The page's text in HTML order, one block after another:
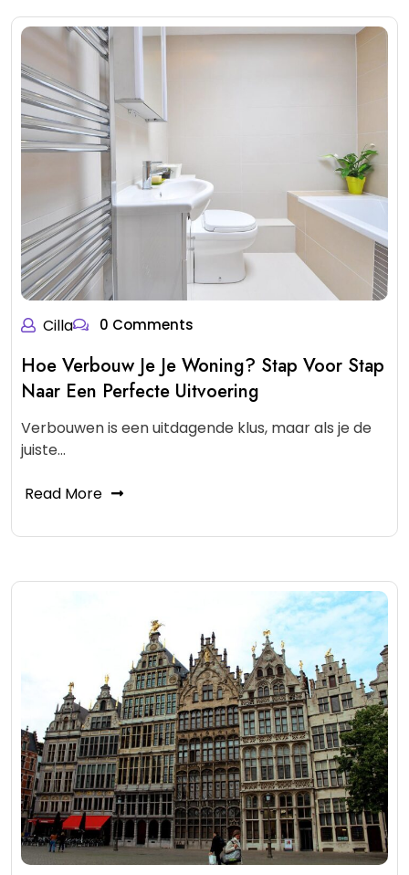
Cilla 0 Comments
Hoe Verbouw Je Je Woning? Stap Voor Stap
Naar Een Perfecte Uitvoering
Verbouwen is een uitdagende klus, maar als je de
juiste…
Read More